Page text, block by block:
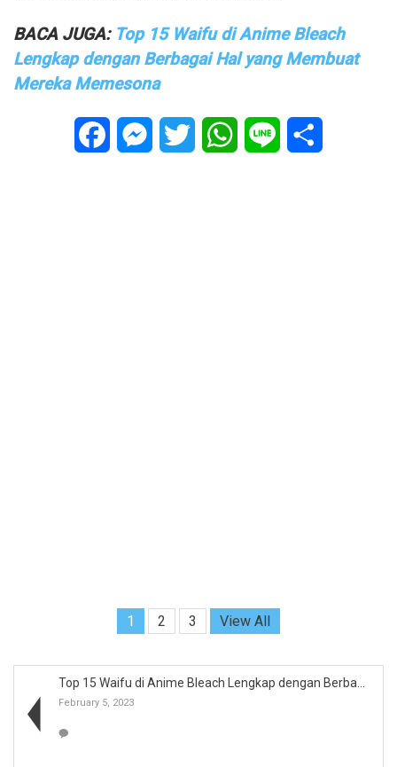
BACA JUGA: Top 15 Waifu di Anime Bleach
Lengkap dengan Berbagai Hal yang Membuat
Mereka Memesona
FacebookMessenger
Twitter WhatsApp
Line
1 2 3 View All
February 5, 2023